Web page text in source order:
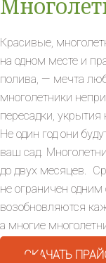
Красивые,
на одном месте и
полива, — мечта
многолетники
пересадки,
Не один год они
ваш сад.
до двух месяцев.
не ограничен
возобновляются
а многие
СКАЧАТЬ